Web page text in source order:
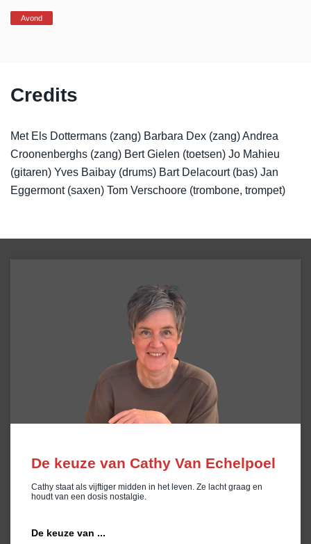
Avond
Credits
Met Els Dottermans (zang) Barbara Dex (zang) Andrea
Croonenberghs (zang) Bert Gielen (toetsen) Jo Mahieu
(gitaren) Yves Baibay (drums) Bart Delacourt (bas) Jan
Eggermont (saxen) Tom Verschoore (trombone, trompet)
De keuze van Cathy Van Echelpoel
Cathy staat als vijftiger midden in het leven. Ze lacht graag en
houdt van een dosis nostalgie.
De keuze van ...